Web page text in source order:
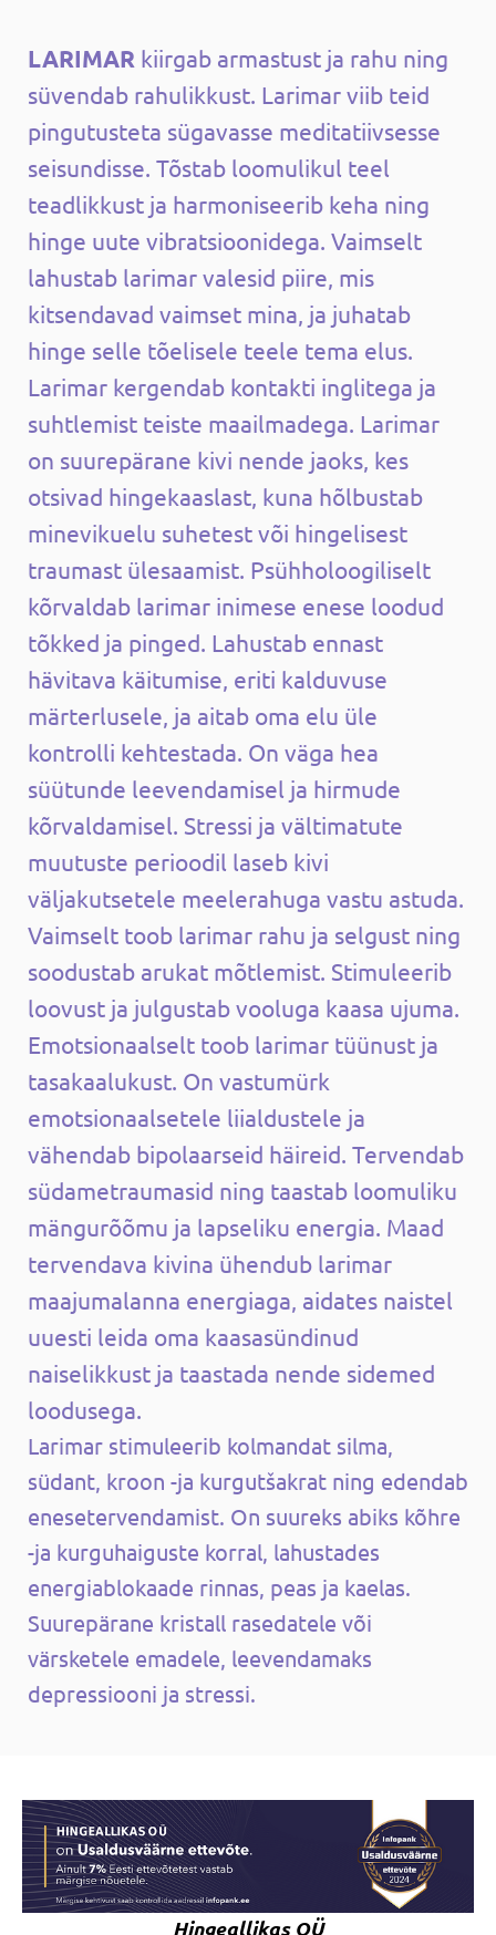
LARIMAR kiirgab armastust ja rahu ning
süvendab rahulikkust. Larimar viib teid
pingutusteta sügavasse meditatiivsesse
seisundisse. Tõstab loomulikul teel
teadlikkust ja harmoniseerib keha ning
hinge uute vibratsioonidega. Vaimselt
lahustab larimar valesid piire, mis
kitsendavad vaimset mina, ja juhatab
hinge selle tõelisele teele tema elus.
Larimar kergendab kontakti inglitega ja
suhtlemist teiste maailmadega. Larimar
on suurepärane kivi nende jaoks, kes
otsivad hingekaaslast, kuna hõlbustab
minevikuelu suhetest või hingelisest
traumast ülesaamist. Psühholoogiliselt
kõrvaldab larimar inimese enese loodud
tõkked ja pinged. Lahustab ennast
hävitava käitumise, eriti kalduvuse
märterlusele, ja aitab oma elu üle
kontrolli kehtestada. On väga hea
süütunde leevendamisel ja hirmude
kõrvaldamisel. Stressi ja vältimatute
muutuste perioodil laseb kivi
väljakutsetele meelerahuga vastu astuda.
Vaimselt toob larimar rahu ja selgust ning
soodustab arukat mõtlemist. Stimuleerib
loovust ja julgustab vooluga kaasa ujuma.
Emotsionaalselt toob larimar tüünust ja
tasakaalukust. On vastumürk
emotsionaalsetele liialdustele ja
vähendab bipolaarseid häireid. Tervendab
südametraumasid ning taastab loomuliku
mängurõõmu ja lapseliku energia. Maad
tervendava kivina ühendub larimar
maajumalanna energiaga, aidates naistel
uuesti leida oma kaasasündinud
naiselikkust ja taastada nende sidemed
loodusega.
Larimar stimuleerib kolmandat silma,
südant, kroon -ja kurgutšakrat ning edendab
enesetervendamist. On suureks abiks kõhre
-ja kurguhaiguste korral, lahustades
energiablokaade rinnas, peas ja kaelas.
Suurepärane kristall rasedatele või
värsketele emadele, leevendamaks
depressiooni ja stressi.
Hingeallikas OÜ